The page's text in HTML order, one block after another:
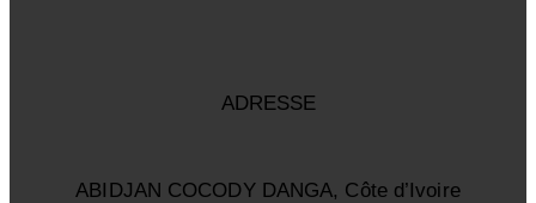
ADRESSE
ABIDJAN COCODY DANGA, Côte d’Ivoire